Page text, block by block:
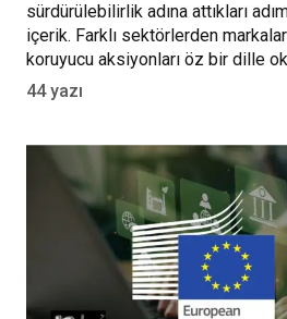
sürdürülebilirlik adına attıkları
içerik. Farklı sektörlerden
koruyucu aksiyonları öz bir dille
44 yazı